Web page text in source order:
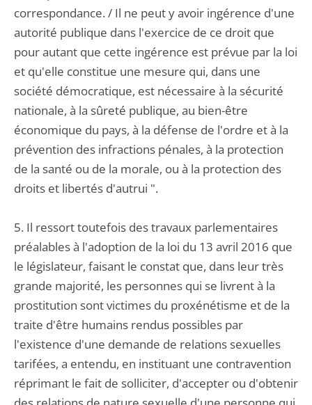
correspondance. / Il ne peut y avoir ingérence d'une
autorité publique dans l'exercice de ce droit que
pour autant que cette ingérence est prévue par la loi
et qu'elle constitue une mesure qui, dans une
société démocratique, est nécessaire à la sécurité
nationale, à la sûreté publique, au bien-être
économique du pays, à la défense de l'ordre et à la
prévention des infractions pénales, à la protection
de la santé ou de la morale, ou à la protection des
droits et libertés d'autrui ".
5. Il ressort toutefois des travaux parlementaires
préalables à l'adoption de la loi du 13 avril 2016 que
le législateur, faisant le constat que, dans leur très
grande majorité, les personnes qui se livrent à la
prostitution sont victimes du proxénétisme et de la
traite d'être humains rendus possibles par
l'existence d'une demande de relations sexuelles
tarifées, a entendu, en instituant une contravention
réprimant le fait de solliciter, d'accepter ou d'obtenir